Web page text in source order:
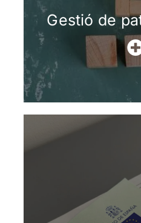
Gestió de